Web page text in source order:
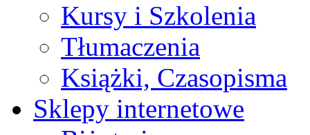
Kursy i Szkolenia
Tłumaczenia
Książki, Czasopisma
Sklepy internetowe